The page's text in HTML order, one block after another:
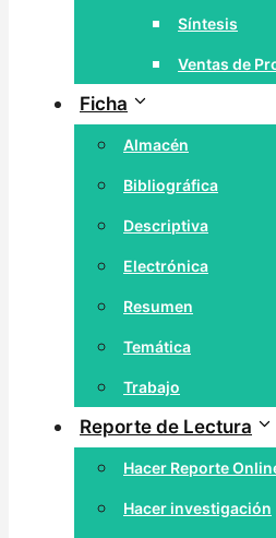
Síntesis
Ventas de
Ficha
Almacén
Bibliográfica
Descriptiva
Electrónica
Resumen
Temática
Trabajo
Reporte de Lectura
Hacer Reporte
Hacer investigación